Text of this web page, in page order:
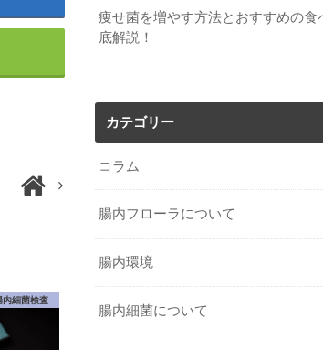
内細菌検査
痩せ菌を増やす方法とおすすめの食
底解説！
カテゴリー
コラム
腸内フローラについて
腸内環境
腸内細菌について